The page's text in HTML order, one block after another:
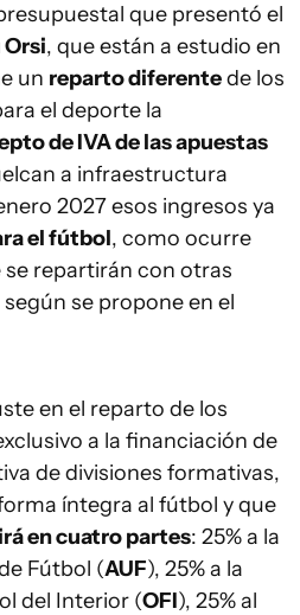
que presentó el
, que están a estudio en
un reparto diferentede los
el deporte la
de IVA de las apuestas
a infraestructura
2027 esos ingresos ya
el fútbol, como ocurre
repartirán con otras
se propone en el
en el reparto de los
a la financiación de
de divisiones formativas,
íntegra al fútbol y que
en cuatro partes: 25% a la
Fútbol (AUF), 25% a la
del Interior (OFI), 25% al